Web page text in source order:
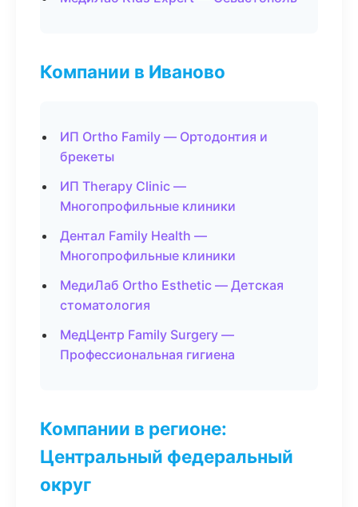
Компании в Иваново
ИП Ortho Family — Ортодонтия и
брекеты
ИП Therapy Clinic —
Многопрофильные клиники
Дентал Family Health —
Многопрофильные клиники
МедиЛаб Ortho Esthetic — Детская
стоматология
МедЦентр Family Surgery —
Профессиональная гигиена
Компании в регионе:
Центральный федеральный
округ